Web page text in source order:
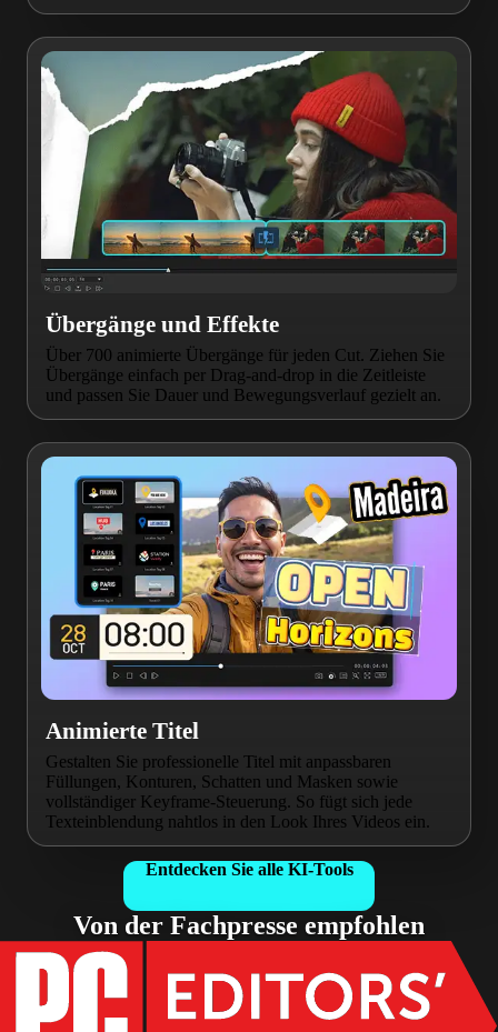
Übergänge und Effekte
Über 700 animierte Übergänge für jeden Cut. Ziehen Sie
Übergänge einfach per Drag-and-drop in die Zeitleiste
und passen Sie Dauer und Bewegungsverlauf gezielt an.
Animierte Titel
Gestalten Sie professionelle Titel mit anpassbaren
Füllungen, Konturen, Schatten und Masken sowie
vollständiger Keyframe-Steuerung. So fügt sich jede
Texteinblendung nahtlos in den Look Ihres Videos ein.
Entdecken Sie alle KI-Tools
Von der Fachpresse empfohlen